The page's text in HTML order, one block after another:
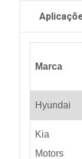
Marca
Hyundai
Kia
Motors